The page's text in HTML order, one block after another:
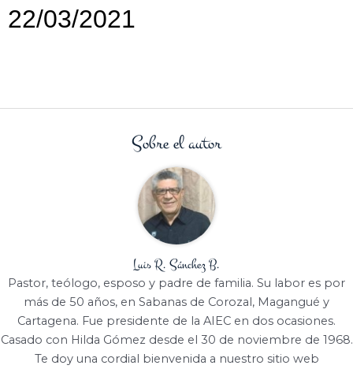
22/03/2021
Sobre el autor
Luis R. Sánchez B.
Pastor, teólogo, esposo y padre de familia. Su labor es por
más de 50 años, en Sabanas de Corozal, Magangué y
Cartagena. Fue presidente de la AIEC en dos ocasiones.
Casado con Hilda Gómez desde el 30 de noviembre de 1968.
Te doy una cordial bienvenida a nuestro sitio web